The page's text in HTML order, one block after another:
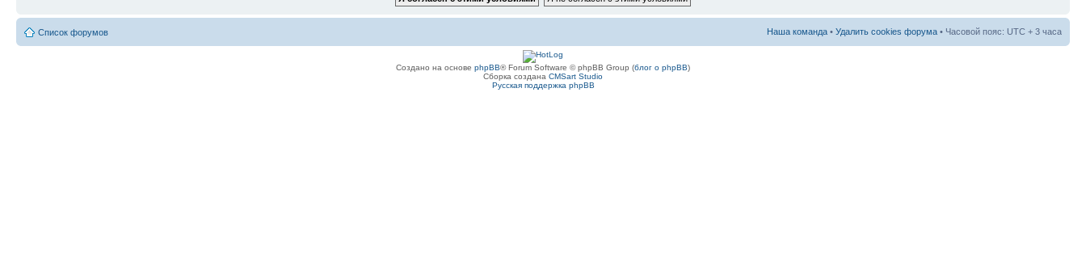
Список форумов Наша команда • Удалить cookies форума • Часовой пояс: UTC + 3 часа
Создано на основе phpBB® Forum Software © phpBB Group (блог о phpBB)
Сборка создана CMSart Studio
Русская поддержка phpBB